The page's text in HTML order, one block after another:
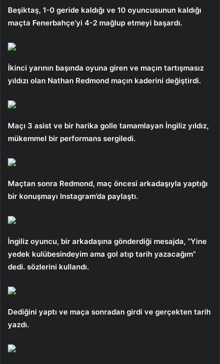
Beşiktaş, 1-0 geride kaldığı ve 10 oyuncusunun kaldığı
maçta Fenerbahçe’yi 4-2 mağlup etmeyi başardı.
İkinci yarının başında oyuna giren ve maçın tartışmasız
yıldızı olan Nathan Redmond maçın kaderini değiştirdi.
Maçı 3 asist ve bir harika golle tamamlayan İngiliz yıldız,
mükemmel bir performans sergiledi.
Maçtan sonra Redmond, maç öncesi arkadaşıyla yaptığı
bir konuşmayı Instagram’da paylaştı.
İngiliz oyuncu, bir arkadaşına gönderdiği mesajda, “Yine
yedek kulübesindeyim ama gol atıp tarih yazacağım”
dedi. sözlerini kullandı.
Dediğini yaptı ve maça sonradan girdi ve gerçekten tarih
yazdı.